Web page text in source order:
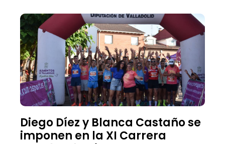
Diego Díez y Blanca Castaño se
imponen en la XI Carrera